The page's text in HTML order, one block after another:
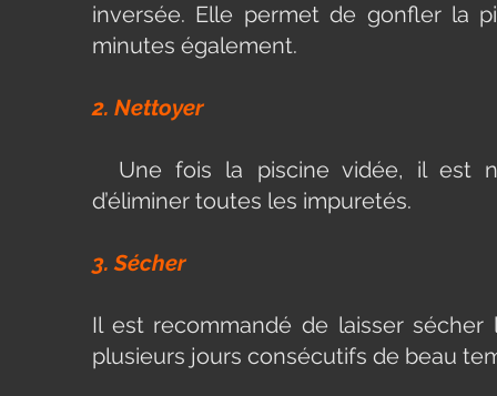
inversée. Elle permet de gonfler la
minutes également.
2. Nettoyer
Une fois la piscine vidée, il est
d’éliminer toutes les impuretés.
3. Sécher
Il est recommandé de laisser
plusieurs jours consécutifs de beau